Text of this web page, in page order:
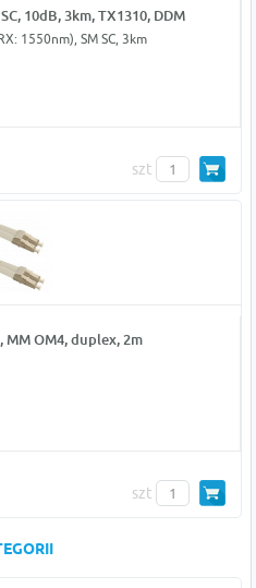
10dB, 3km, TX1310, DDM
1550nm), SM SC, 3km
szt
MM OM4, duplex, 2m
szt